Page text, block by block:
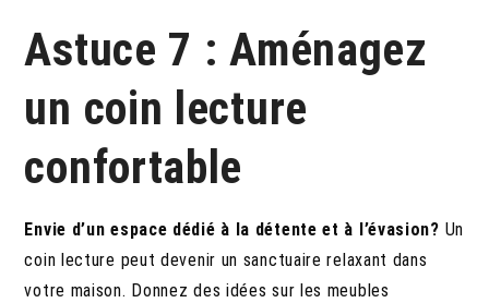
Astuce 7 : Aménagez
un coin lecture
confortable
Envie d’un espace dédié à la détente et à l’évasion? Un
coin lecture peut devenir un sanctuaire relaxant dans
votre maison. Donnez des idées sur les meubles